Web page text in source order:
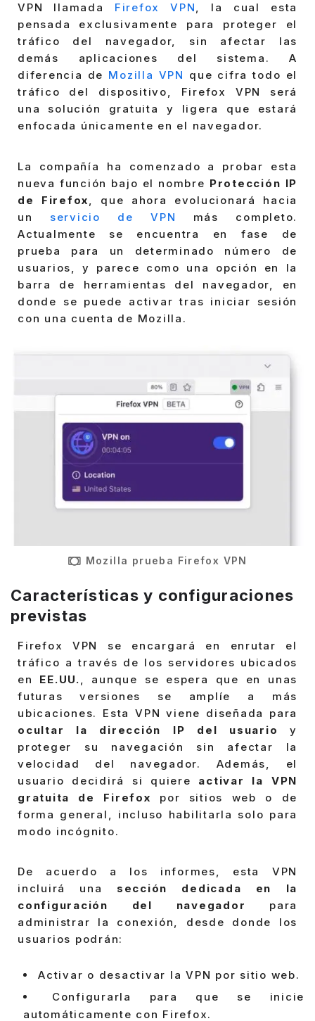
VPN llamada Firefox VPN, la cual esta
pensada exclusivamente para proteger el
tráfico del navegador, sin afectar las
demás aplicaciones del sistema. A
diferencia de Mozilla VPN que cifra todo el
tráfico del dispositivo, Firefox VPN será
una solución gratuita y ligera que estará
enfocada únicamente en el navegador.
La compañía ha comenzado a probar esta
nueva función bajo el nombre Protección IP
de Firefox, que ahora evolucionará hacia
un servicio de VPN
más completo.
Actualmente se encuentra en fase de
prueba para un determinado número de
usuarios, y parece como una opción en la
barra de herramientas del navegador, en
donde se puede activar tras iniciar sesión
con una cuenta de Mozilla.
Mozilla prueba Firefox VPN
Características y configuraciones
previstas
Firefox VPN se encargará en enrutar el
tráfico a través de los servidores ubicados
en EE.UU. , aunque se espera que en unas
futuras versiones se amplíe a más
ubicaciones. Esta VPN viene diseñada para
ocultar la dirección IP del usuario
y
proteger su navegación sin afectar la
velocidad del navegador. Además, el
usuario decidirá si quiere activar la VPN
gratuita de Firefox por sitios web o de
forma general, incluso habilitarla solo para
modo incógnito.
De acuerdo a los informes, esta VPN
incluirá una sección dedicada en la
configuración del navegador para
administrar la conexión, desde donde los
usuarios podrán:
Activar o desactivar la VPN por sitio web.
Configurarla para que se inicie
automáticamente con Firefox.